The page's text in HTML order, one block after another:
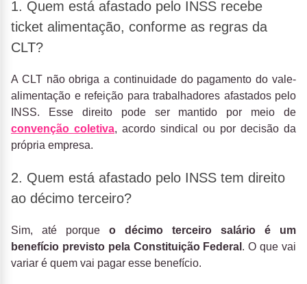
1. Quem está afastado pelo INSS recebe
ticket alimentação, conforme as regras da
CLT?
A CLT não obriga a continuidade do pagamento do vale-
alimentação e refeição para trabalhadores afastados pelo
INSS. Esse direito pode ser mantido por meio de
convenção coletiva, acordo sindical ou por decisão da
própria empresa.
2. Quem está afastado pelo INSS tem direito
ao décimo terceiro?
Sim, até porque o décimo terceiro salário é um
benefício previsto pela Constituição Federal . O que vai
variar é quem vai pagar esse benefício.